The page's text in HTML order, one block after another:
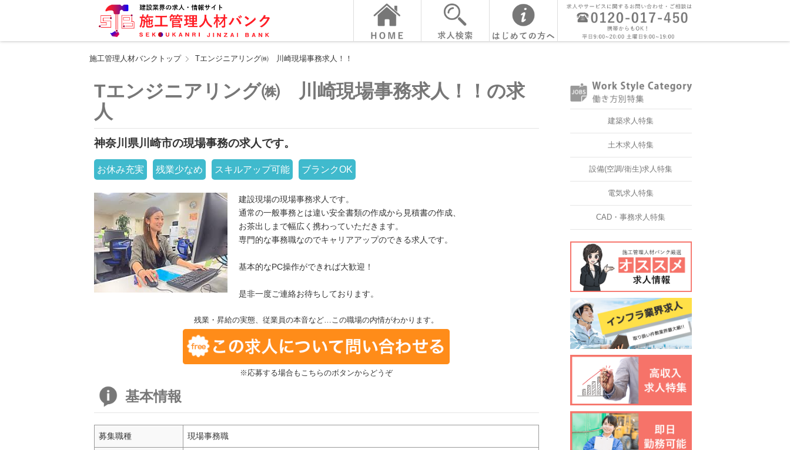
施工管理人材バンクトップ Tエンジニアリング㈱ 川崎現場事務求人！！
Tエンジニアリング㈱ 川崎現場事務求人！！の求
人
神奈川県川崎市の現場事務の求人です。
お休み充実 残業少なめ スキルアップ可能 ブランクOK
建設現場の現場事務求人です。
通常の一般事務とは違い安全書類の作成から見積書の作成、
お茶出しまで幅広く携わっていただきます。
専門的な事務職なのでキャリアアップのできる求人です。
基本的なPC操作ができれば大歓迎！
是非一度ご連絡お待ちしております。
残業・昇給の実態、従業員の本音など…この職場の内情がわかります。
※応募する場合もこちらのボタンからどうぞ
基本情報
募集職種 現場事務職
建築求人特集
土木求人特集
設備(空調/衛生)求人特集
電気求人特集
CAD・事務求人特集